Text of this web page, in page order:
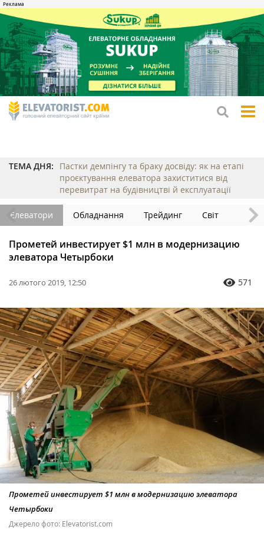
ТЕМА ДНЯ:
Пастки демпінгу та браку досвіду: як на етапі
проєктування елеватора захиститися від
перевитрат на будівництві й експлуатації
Елеватори Обладнання Трейдинг Світ
Прометей инвестирует $1 млн в модернизацию
элеватора Четырбоки
26 лютого 2019, 12:50 571
Прометей инвестирует $1 млн в модернизацию элеватора
Четырбоки
Джерело фото: Elevatorist.com